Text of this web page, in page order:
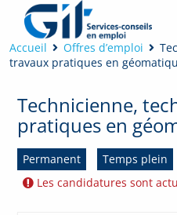
Accueil Offres d’emploi
travaux pratiques en
Technicienne,
pratiques en
Permanent Temps plein
Les candidatures sont